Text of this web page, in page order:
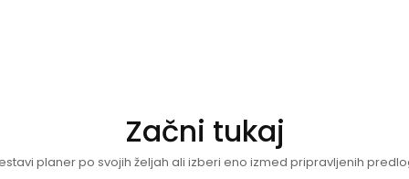
Začni tukaj
planer po svojih željah ali izberi eno izmed pripravljenih